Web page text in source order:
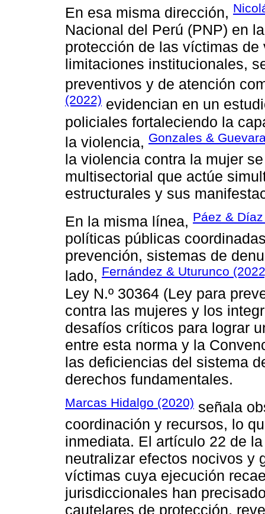
En esa misma dirección,
Nacional del Perú (PNP) en
protección de las víctimas
limitaciones institucionales,
preventivos y de atención
(2022) evidencian en un
policiales fortaleciendo la
la violencia, Gonzales &
la violencia contra la mujer
multisectorial que actúe
estructurales y sus
En la misma línea, Páez &
políticas públicas
prevención, sistemas de
lado, Fernández & Uturunco
Ley N.º 30364 (Ley para
contra las mujeres y los
desafíos críticos para lograr
entre esta norma y la
las deficiencias del sistema
derechos fundamentales.
Marcas Hidalgo (2020) señala
coordinación y recursos, lo
inmediata. El artículo 22 de
neutralizar efectos nocivos y
víctimas cuya ejecución
jurisdiccionales han
cautelares de protección,